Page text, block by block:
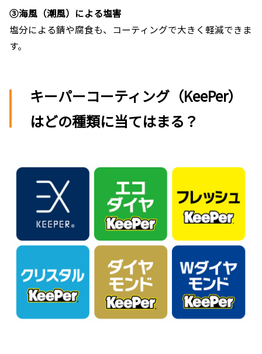
③海風（潮風）による塩害
塩分による錆や腐食も、コーティングで大きく軽減できま
す。
キーパーコーティング（KeePer）
はどの種類に当てはまる？